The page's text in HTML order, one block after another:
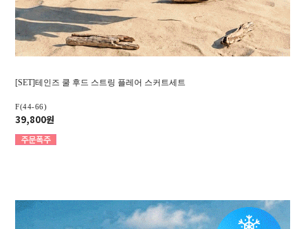
[SET]테인즈 쿨 후드 스트링 플레어 스커트세트
F(44-66)
39,800원